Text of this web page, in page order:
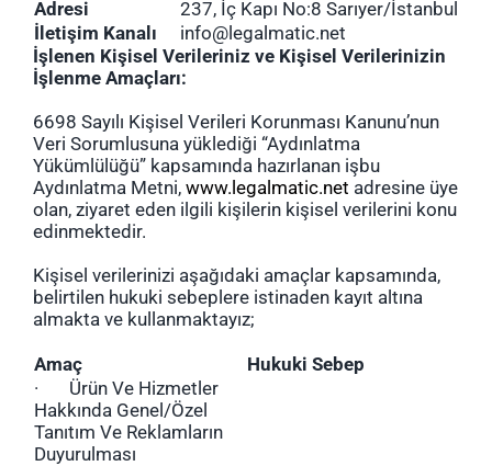
Adresi
237, İç Kapı No:8 Sarıyer/İstanbul
İletişim Kanalı
info@legalmatic.net
İşlenen Kişisel Verileriniz ve Kişisel Verilerinizin
İşlenme Amaçları:
6698 Sayılı Kişisel Verileri Korunması Kanunu’nun
Veri Sorumlusuna yüklediği “Aydınlatma
Yükümlülüğü” kapsamında hazırlanan işbu
Aydınlatma Metni, www.legalmatic.net adresine üye
olan, ziyaret eden ilgili kişilerin kişisel verilerini konu
edinmektedir.
Kişisel verilerinizi aşağıdaki amaçlar kapsamında,
belirtilen hukuki sebeplere istinaden kayıt altına
almakta ve kullanmaktayız;
Amaç
Hukuki Sebep
· Ürün Ve Hizmetler
Hakkında Genel/Özel
Tanıtım Ve Reklamların
Duyurulması